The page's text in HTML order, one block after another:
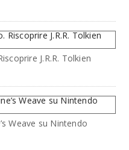
J.R.R. Tolkien
Weave su Nintendo